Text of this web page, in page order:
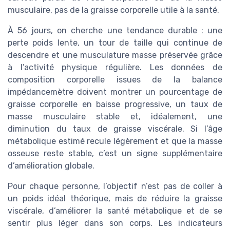
musculaire, pas de la graisse corporelle utile à la santé.
À 56 jours, on cherche une tendance durable : une
perte poids lente, un tour de taille qui continue de
descendre et une musculature masse préservée grâce
à l’activité physique régulière. Les données de
composition corporelle issues de la balance
impédancemètre doivent montrer un pourcentage de
graisse corporelle en baisse progressive, un taux de
masse musculaire stable et, idéalement, une
diminution du taux de graisse viscérale. Si l’âge
métabolique estimé recule légèrement et que la masse
osseuse reste stable, c’est un signe supplémentaire
d’amélioration globale.
Pour chaque personne, l’objectif n’est pas de coller à
un poids idéal théorique, mais de réduire la graisse
viscérale, d’améliorer la santé métabolique et de se
sentir plus léger dans son corps. Les indicateurs